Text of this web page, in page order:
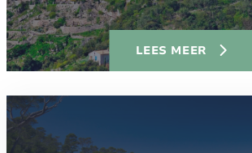
LEES MEER